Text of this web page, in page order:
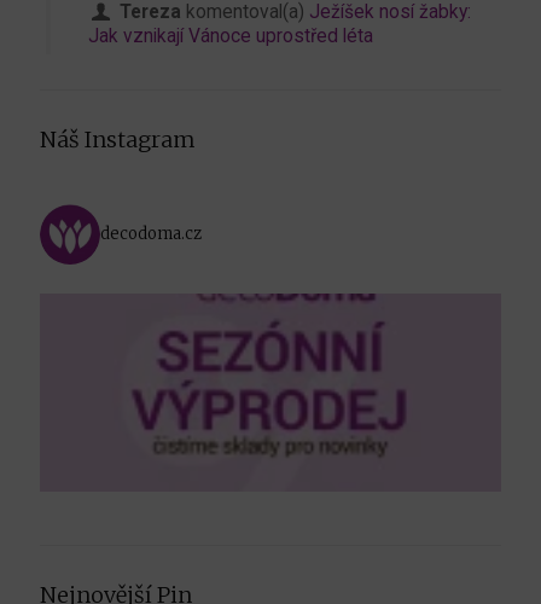
Tereza komentoval(a) Ježíšek nosí žabky:
Jak vznikají Vánoce uprostřed léta
Náš Instagram
decodoma.cz
Nejnovější Pin